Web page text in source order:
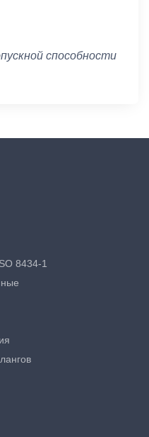
способности
8434-1